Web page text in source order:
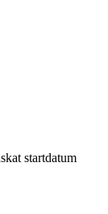
startdatum